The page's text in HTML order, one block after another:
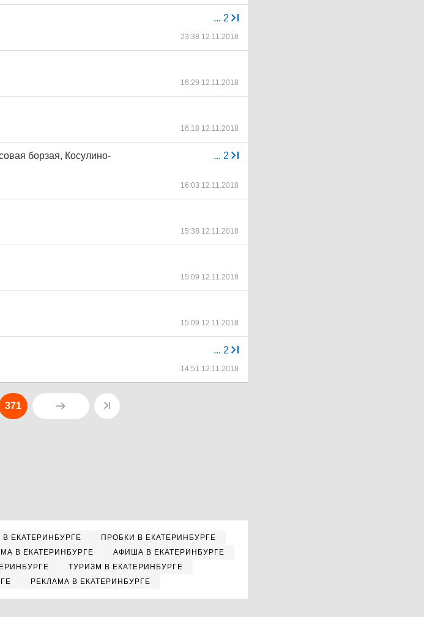
... 2
23:38 12.11.2018
16:29 12.11.2018
16:18 12.11.2018
... 2
борзая, Косулино-
16:03 12.11.2018
15:38 12.11.2018
15:09 12.11.2018
15:09 12.11.2018
... 2
14:51 12.11.2018
371
В ЕКАТЕРИНБУРГЕ
ПРОБКИ В ЕКАТЕРИНБУРГЕ
В ЕКАТЕРИНБУРГЕ
АФИША В ЕКАТЕРИНБУРГЕ
ТУРИЗМ В ЕКАТЕРИНБУРГЕ
РЕКЛАМА В ЕКАТЕРИНБУРГЕ